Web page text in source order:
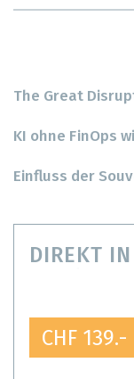
The Great
KI ohne FinOps
Einfluss der
DIREKT
CHF 139.-